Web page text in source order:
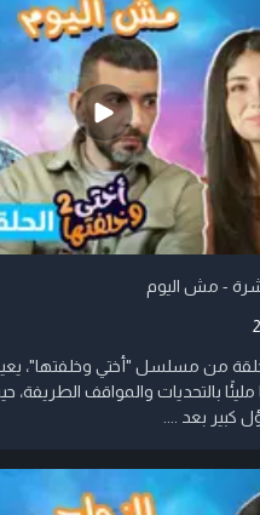
- مش اليوم
من مسلسل "أختي وخلفتها"،
مليئًا بالتحديات والمواقف الطريفة،
كبير بعد ....